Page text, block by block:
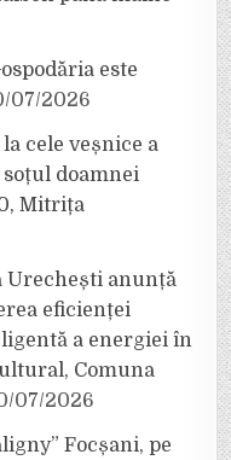
este
07/2026
cele veșnice a
doamnei
Mitrița
Urechești anunță
eficienței
a energiei în
Comuna
07/2026
Focșani, pe